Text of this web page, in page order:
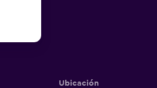
Ubicación